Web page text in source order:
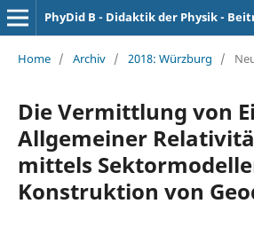
Home / Archiv / 2018: Würzburg /
Die Vermittlung von
Allgemeiner
mittels
Konstruktion von